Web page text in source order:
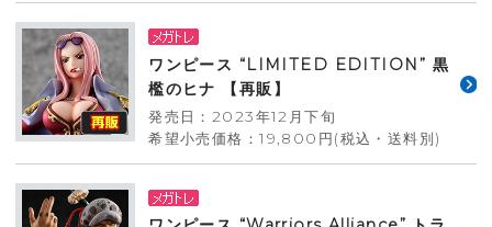
ワンピース “LIMITED EDITION” 黒
檻のヒナ 【再販】
発売日：2023年12月下旬
希望小売価格：19,800円(税込・送料別)